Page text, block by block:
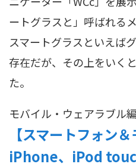
ートグラスと」呼ばれる
スマートグラスといえば
存在だが、その上をいく
た。
モバイル・ウェアラブル
【スマートフォン
iPhone、iPod